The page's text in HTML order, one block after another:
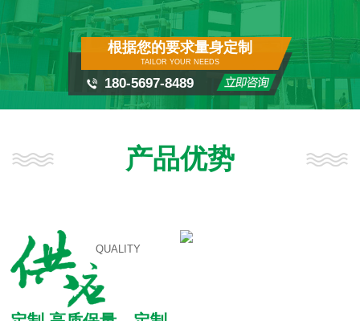
根据您的要求量身定制
TAILOR YOUR NEEDS
180-5697-8489
产品优势
QUALITY